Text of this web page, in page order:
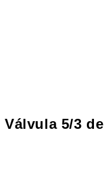
Válvula 5/3